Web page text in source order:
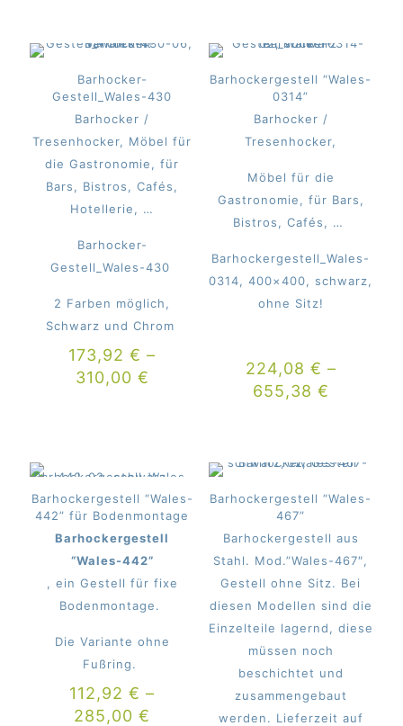
Barhocker-
Gestell_Wales-430
Barhocker /
Tresenhocker, Möbel für
die Gastronomie, für
Bars, Bistros, Cafés,
Hotellerie, …
Barhocker-
Gestell_Wales-430
2 Farben möglich,
Schwarz und Chrom
173,92€ –
310,00 €
Barhockergestell “Wales-
0314”
Barhocker /
Tresenhocker,
Möbel für die
Gastronomie, für Bars,
Bistros, Cafés, …
Barhockergestell_Wales-
0314, 400×400, schwarz,
ohne Sitz!
224,08 € –
655,38 €
Barhockergestell “Wales-
442” für Bodenmontage
Barhockergestell
“Wales-442”
, ein Gestell für fixe
Bodenmontage.
Die Variante ohne
Fußring.
112,92€ –
285,00€
Barhockergestell “Wales-
467”
Barhockergestell aus
Stahl. Mod.”Wales-467″,
Gestell ohne Sitz. Bei
diesen Modellen sind die
Einzelteile lagernd, diese
müssen noch
beschichtet und
zusammengebaut
werden. Lieferzeit auf